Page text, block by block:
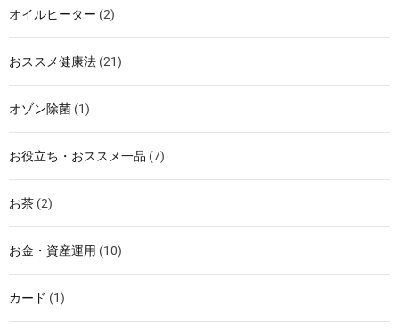
オイルヒーター (2)
おススメ健康法 (21)
オゾン除菌 (1)
お役立ち・おススメ一品 (7)
お茶 (2)
お金・資産運用 (10)
カード (1)